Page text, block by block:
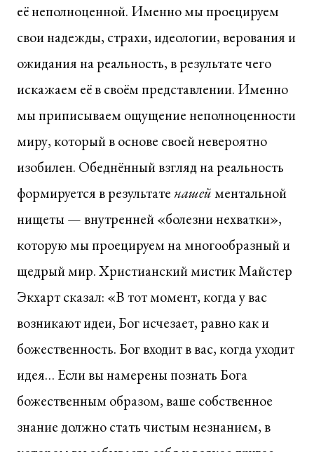
её неполноценной. Именно мы проецируем
свои надежды, страхи, идеологии, верования и
ожидания на реальность, в результате чего
искажаем её в своём представлении. Именно
мы приписываем ощущение неполноценности
миру, который в основе своей невероятно
изобилен. Обеднённый взгляд на реальность
формируется в результате нашейментальной
нищеты — внутренней «болезни нехватки»,
которую мы проецируем на многообразный и
щедрый мир. Христианский мистик Майстер
Экхарт сказал: «В тот момент, когда у вас
возникают идеи, Бог исчезает, равно как и
божественность. Бог входит в вас, когда уходит
идея… Если вы намерены познать Бога
божественным образом, ваше собственное
знание должно стать чистым незнанием, в